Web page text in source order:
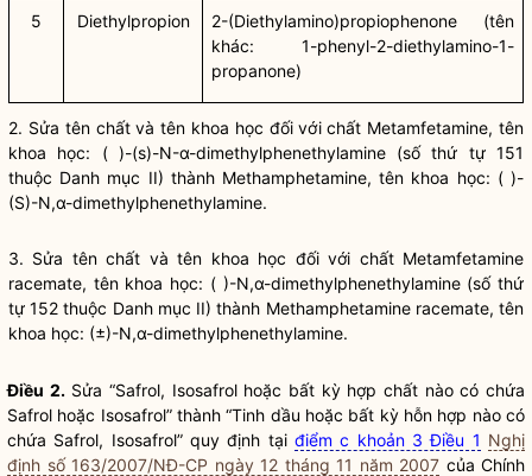
5 Diethylpropion
2-(Diethylamino)propiophenone (tên
khác: 1-phenyl-2-diethylamino-1-
propanone)
2. Sửa tên chất và tên khoa học đối với chất Metamfetamine, tên
khoa học: ( )-(s)-N-α-dimethylphenethylamine (số thứ tự 151
thuộc Danh mục II) thành Methamphetamine, tên khoa học: ( )-
(S)-N,α-dimethylphenethylamine.
3. Sửa tên chất và tên khoa học đối với chất Metamfetamine
racemate, tên khoa học: ( )-N,α-dimethylphenethylamine (số thứ
tự 152 thuộc Danh mục II) thành Methamphetamine racemate, tên
khoa học: (±)-N,α-dimethylphenethylamine.
Điều 2. Sửa “Safrol, Isosafrol hoặc bất kỳ hợp chất nào có chứa
Safrol hoặc Isosafrol” thành “Tinh dầu hoặc bất kỳ hỗn hợp nào có
chứa Safrol, Isosafrol” quy định tại điểm c khoản 3 Điều 1 Nghị
định số 163/2007/NĐ-CP ngày 12 tháng 11 năm 2007 của Chính